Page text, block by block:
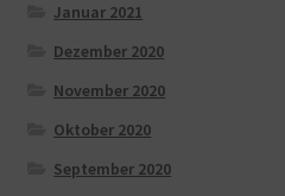
Januar 2021
Dezember 2020
November 2020
Oktober 2020
September 2020